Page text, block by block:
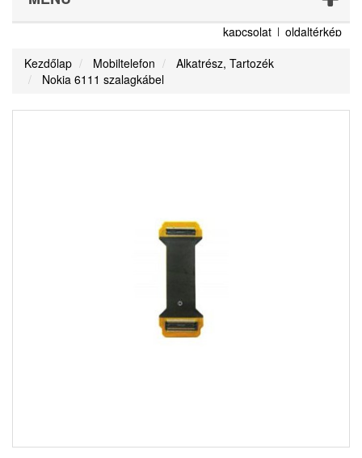
kapcsolat
oldaltérkép
Kezdőlap
Mobiltelefon
Alkatrész, Tartozék
Nokia 6111 szalagkábel